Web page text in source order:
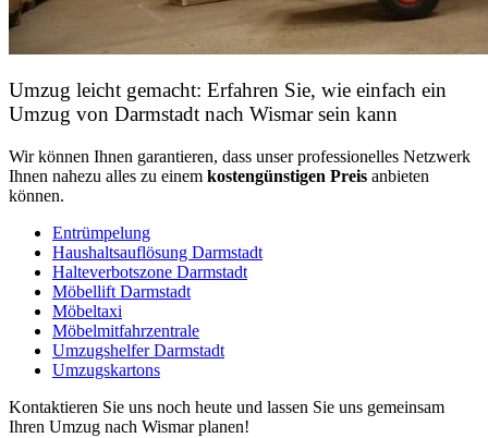
Umzug leicht gemacht: Erfahren Sie, wie einfach ein
Umzug von Darmstadt nach Wismar sein kann
Wir können Ihnen garantieren, dass unser professionelles Netzwerk
Ihnen nahezu alles zu einem kostengünstigen Preis anbieten
können.
Entrümpelung
Haushaltsauflösung Darmstadt
Halteverbotszone Darmstadt
Möbellift Darmstadt
Möbeltaxi
Möbelmitfahrzentrale
Umzugshelfer Darmstadt
Umzugskartons
Kontaktieren Sie uns noch heute und lassen Sie uns gemeinsam
Ihren Umzug nach Wismar planen!